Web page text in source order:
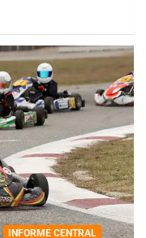
INFORME CENTRAL